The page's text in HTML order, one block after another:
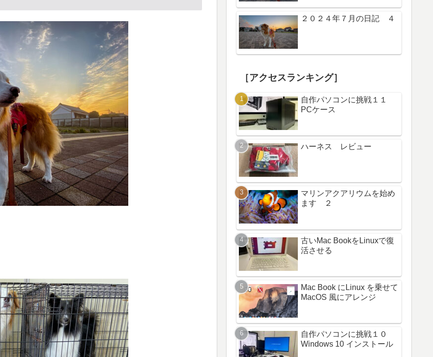
２０２４年７月の日記 ４
［アクセスランキング］
自作パソコンに挑戦１１
PCケース
ハーネス レビュー
マリンアクアリウムを始め
ます ２
古いMac BookをLinuxで復
活させる
Mac Book にLinux を乗せて
MacOS 風にアレンジ
自作パソコンに挑戦１０
Windows 10 インストール